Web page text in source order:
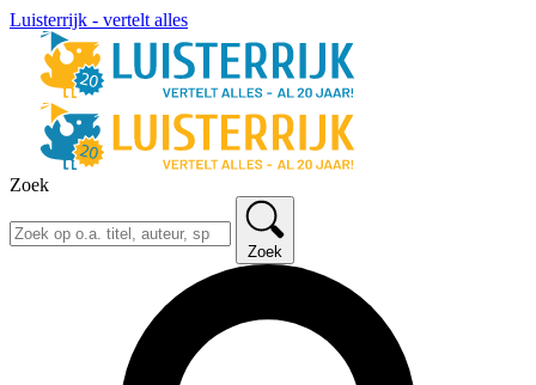
Luisterrijk - vertelt alles
Zoek
Zoek